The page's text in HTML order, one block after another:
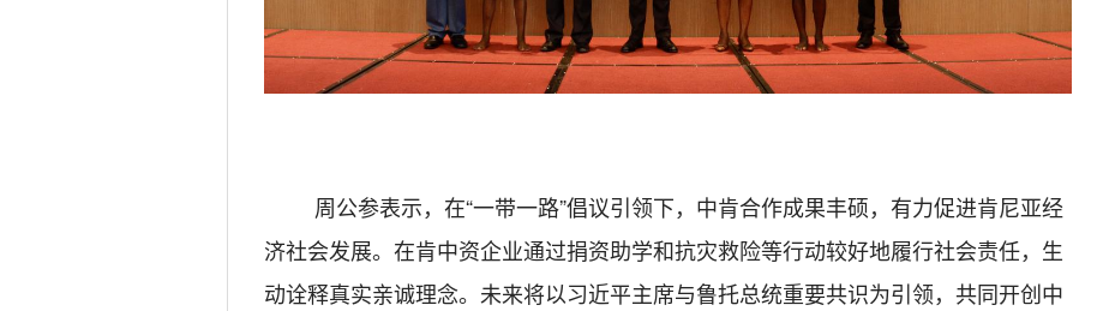
周公参表示，在“一带一路”倡议引领下，中肯合作成果丰硕，有力促进肯尼亚经
济社会发展。 在肯中资企业通过捐资助学和抗灾救险等行动较好地履行社会责任，生
动诠释真实亲诚理念。未来将以习近平主席与鲁托总统重要共识为引领， 共同开创中